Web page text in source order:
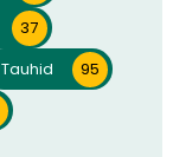
37
Tauhid
95